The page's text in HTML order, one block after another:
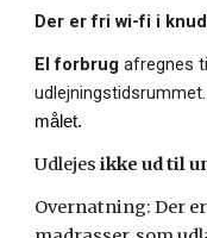
Der er fri wi-fi i
El forbrugafregnes
udlejningstidsrummet.
målet.
Udlejesikke ud til
Overnatning: Der